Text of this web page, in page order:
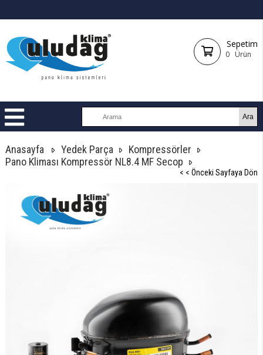
Sepetim
0 Ürün
Anasayfa Yedek Parça
Kompressörler
Pano Kliması Kompressör NL8.4 MF Secop
< < Önceki Sayfaya Dön